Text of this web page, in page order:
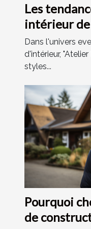
Les
intérieur
Dans l'univers
d'intérieur,
styles...
Pourquoi
de